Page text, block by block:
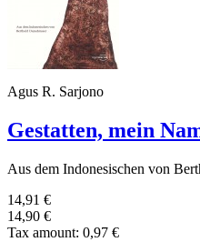
Agus R. Sarjono
Gestatten, mein
Aus dem Indonesischen von
14,91 €
14,90 €
Tax amount: 0,97 €